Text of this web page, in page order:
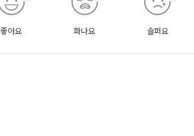
좋아요 화나요 슬퍼요